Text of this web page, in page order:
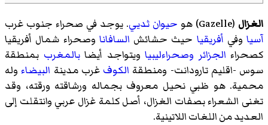
الغزال (
Gazelle)‏ هو حيوان ثديي. يوجد في صحراء جنوب غرب
آسيا وفي أفريقيا حيث حشائش السافانا وصحراء شمال أفريقيا
كصحراء الجزائر وصحراءليبيا ويتواجد أيضابالمغرب بمنطقة
سوس -اقليم تارودانت- ومنطقة الكوف غرب مدينة البيضاء وله
محمية. هو ظبي نحيل معروف بجماله ورشاقته ورقته، وقد
تغنى الشعراء بصفات الغزال، أصل كلمة غزال عربي وانتقلت إلى
العديد من اللغات اللاتينية.